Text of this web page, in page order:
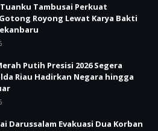
Tuanku Tambusai Perkuat
Royong Lewat Karya Bakti
Putih Presisi 2026 Segera
Riau Hadirkan Negara hingga
Darussalam Evakuasi Dua Korban